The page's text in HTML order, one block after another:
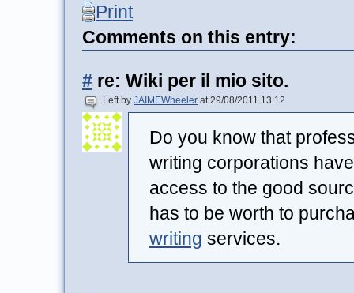
Print
Comments on this entry:
# re: Wiki per il mio sito.
Left by JAIMEWheeler at 29/08/2011 13:12
Do you know that
writing corporations
access to the good
has to be worth to
writing services.